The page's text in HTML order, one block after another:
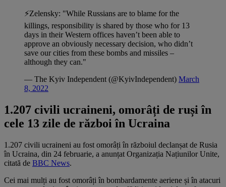
⚡️Zelensky: "While Russians are to blame for the
killings, responsibility is shared by those who for 13
days in their Western offices haven’t been able to
approve an obviously necessary decision, who didn’t
save our cities from these bombs and missiles –
although they can."
— The Kyiv Independent (@KyivIndependent) March
8, 2022
1.207 civili ucraineni, omorâți de ruși în
cele 13 zile de război în Ucraina
1.207 civili ucraineni au fost omorâți în războiul declanșat de Rusia
în Ucraina, din 24 februarie, a anunțat Organizația Națiunilor Unite,
citată de BBC News.
Cei mai mulți au fost omorâți în bombardamente aeriene și în atacuri